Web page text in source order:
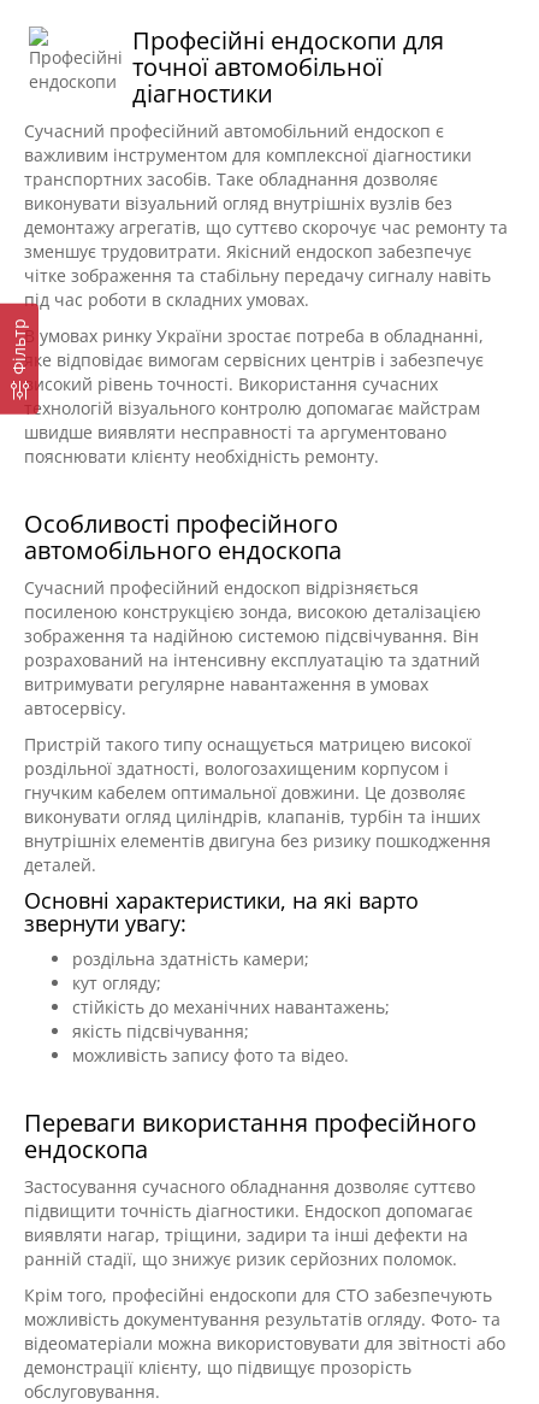
Фільтр
Професійні ендоскопи для
точної автомобільної
діагностики
Сучасний професійний автомобільний ендоскоп є
важливим інструментом для комплексної діагностики
транспортних засобів. Таке обладнання дозволяє
виконувати візуальний огляд внутрішніх вузлів без
демонтажу агрегатів, що суттєво скорочує час ремонту та
зменшує трудовитрати. Якісний ендоскоп забезпечує
чітке зображення та стабільну передачу сигналу навіть
під час роботи в складних умовах.
В умовах ринку України зростає потреба в обладнанні,
яке відповідає вимогам сервісних центрів і забезпечує
високий рівень точності. Використання сучасних
технологій візуального контролю допомагає майстрам
швидше виявляти несправності та аргументовано
пояснювати клієнту необхідність ремонту.
Особливості професійного
автомобільного ендоскопа
Сучасний професійний ендоскоп відрізняється
посиленою конструкцією зонда, високою деталізацією
зображення та надійною системою підсвічування. Він
розрахований на інтенсивну експлуатацію та здатний
витримувати регулярне навантаження в умовах
автосервісу.
Пристрій такого типу оснащується матрицею високої
роздільної здатності, вологозахищеним корпусом і
гнучким кабелем оптимальної довжини. Це дозволяє
виконувати огляд циліндрів, клапанів, турбін та інших
внутрішніх елементів двигуна без ризику пошкодження
деталей.
Основні характеристики, на які варто
звернути увагу:
роздільна здатність камери;
кут огляду;
стійкість до механічних навантажень;
якість підсвічування;
можливість запису фото та відео.
Переваги використання професійного
ендоскопа
Застосування сучасного обладнання дозволяє суттєво
підвищити точність діагностики. Ендоскоп допомагає
виявляти нагар, тріщини, задири та інші дефекти на
ранній стадії, що знижує ризик серйозних поломок.
Крім того, професійні ендоскопи для СТО забезпечують
можливість документування результатів огляду. Фото- та
відеоматеріали можна використовувати для звітності або
демонстрації клієнту, що підвищує прозорість
обслуговування.